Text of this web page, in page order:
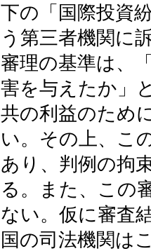
下の「国際投資
う第三者機関に
審理の基準は、
害を与えたか」
共の利益のため
い。その上、こ
あり、判例の拘
る。また、この
ない。仮に審査
国の司法機関は